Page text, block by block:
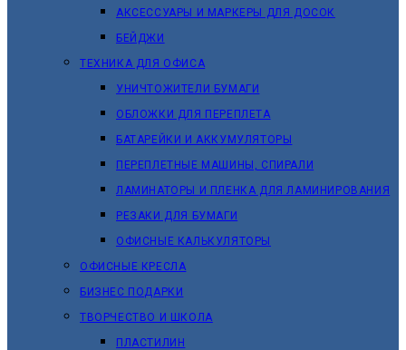
АКСЕССУАРЫ И МАРКЕРЫ ДЛЯ ДОСОК
БЕЙДЖИ
ТЕХНИКА ДЛЯ ОФИСА
УНИЧТОЖИТЕЛИ БУМАГИ
ОБЛОЖКИ ДЛЯ ПЕРЕПЛЕТА
БАТАРЕЙКИ И АККУМУЛЯТОРЫ
ПЕРЕПЛЕТНЫЕ МАШИНЫ, СПИРАЛИ
ЛАМИНАТОРЫ И ПЛЕНКА ДЛЯ ЛАМИНИРОВАНИЯ
РЕЗАКИ ДЛЯ БУМАГИ
ОФИСНЫЕ КАЛЬКУЛЯТОРЫ
ОФИСНЫЕ КРЕСЛА
БИЗНЕС ПОДАРКИ
ТВОРЧЕСТВО И ШКОЛА
ПЛАСТИЛИН